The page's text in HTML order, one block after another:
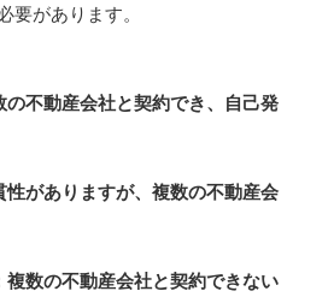
要があります。
の不動産会社と契約でき、自己発
性がありますが、複数の不動産会
複数の不動産会社と契約できない